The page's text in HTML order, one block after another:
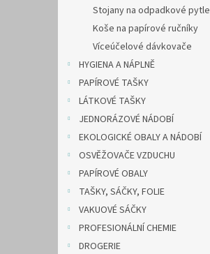
Stojany na odpadkové pytle
Koše na papírové ručníky
Víceúčelové dávkovače
HYGIENA A NÁPLNĚ
PAPÍROVÉ TAŠKY
LÁTKOVÉ TAŠKY
JEDNORÁZOVÉ NÁDOBÍ
EKOLOGICKÉ OBALY A NÁDOBÍ
OSVĚŽOVAČE VZDUCHU
PAPÍROVÉ OBALY
TAŠKY, SÁČKY, FOLIE
VAKUOVÉ SÁČKY
PROFESIONÁLNÍ CHEMIE
DROGERIE